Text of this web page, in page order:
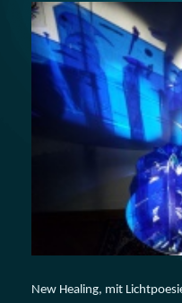
New Healing, mit